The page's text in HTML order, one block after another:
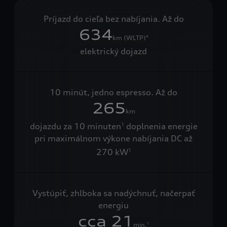
Príjazd do cieľa bez nabíjania. Až do
634km (WLTP)4
elektrický dojazd
10 minút, jedno espresso. Až do
265 km
dojazdu za 10 minuten1
doplnenia energie
pri maximálnom výkone nabíjania DC až
270 kW1
Vystúpiť, zhlboka sa nadýchnuť, načerpať
energiu
cca 21 min. 1